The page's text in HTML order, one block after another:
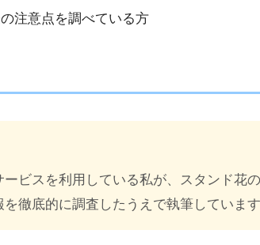
注意点を調べている方
ビスを利用している私が、スタンド花
徹底的に調査したうえで執筆しています